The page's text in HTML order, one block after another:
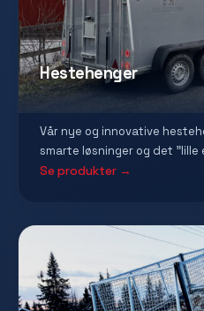
Hestehenger
Vår nye og innovative
smarte løsninger og det
Se produkter →